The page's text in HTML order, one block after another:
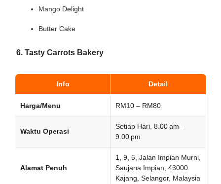
Mango Delight
Butter Cake
6. Tasty Carrots Bakery
Info Detail
Harga/Menu RM10 – RM80
Waktu Operasi
Setiap Hari, 8.00 am–
9.00 pm
Alamat Penuh
1, 9, 5, Jalan Impian Murni,
Saujana Impian, 43000
Kajang, Selangor, Malaysia